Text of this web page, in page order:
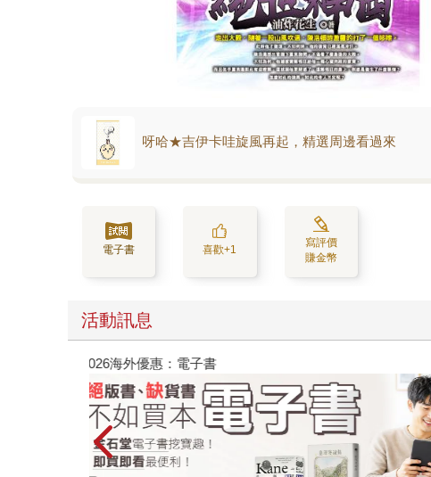
呀哈★吉伊卡哇旋風再起，精選周邊看過來
電子書 喜歡+1
寫評價
賺金幣
活動訊息
攻殼機動隊